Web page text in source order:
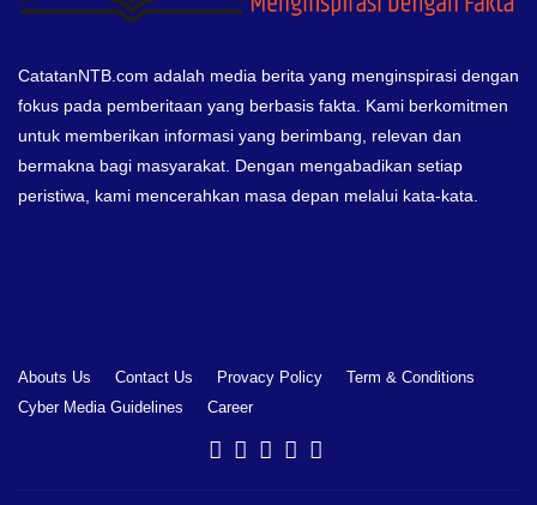
CatatanNTB.com adalah media berita yang menginspirasi dengan
fokus pada pemberitaan yang berbasis fakta. Kami berkomitmen
untuk memberikan informasi yang berimbang, relevan dan
bermakna bagi masyarakat. Dengan mengabadikan setiap
peristiwa, kami mencerahkan masa depan melalui kata-kata.
Abouts Us Contact Us Provacy Policy
Term & Conditions
Cyber Media Guidelines
Career